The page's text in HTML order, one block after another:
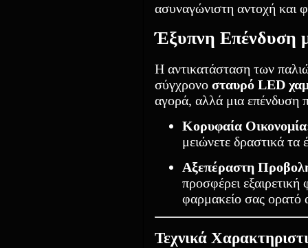
ασυναγώνιστη αντοχή και
Έξυπνη Επένδυση
Η αντικατάσταση των
σύγχρονο σταυρό LED
αγορά, αλλά μια επένδυση
Κορυφαία
μειώνετε δραστικά τα
Αξεπέραστη
προσφέρει εξαιρετική
φαρμακείο σας
Τεχνικά